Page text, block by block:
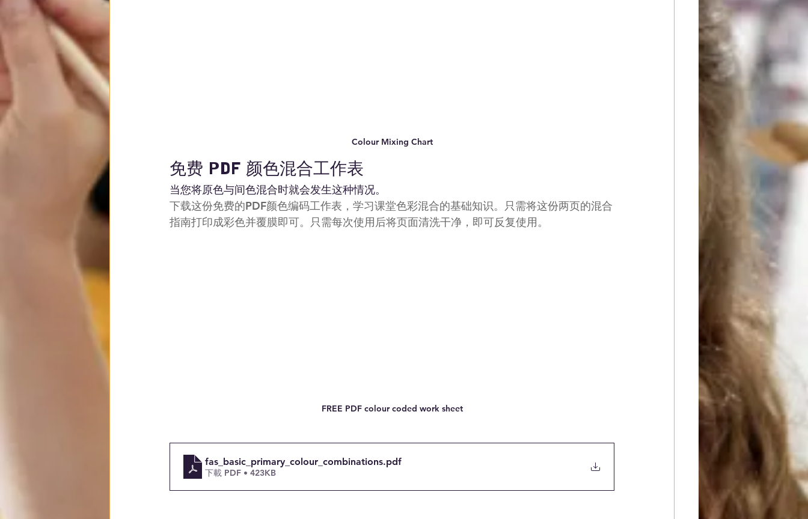
Colour Mixing Chart
免费 PDF 颜色混合工作表
当您将原色与间色混合时就会发生这种情况。
下载这份免费的PDF颜色编码工作表，学习课堂色彩混合的基础知识。只需将这份两页的混合
指南打印成彩色并覆膜即可。只需每次使用后将页面清洗干净，即可反复使用。
FREE PDF colour coded work sheet
fas_basic_primary_colour_combinations.pdf
下載 PDF • 423KB